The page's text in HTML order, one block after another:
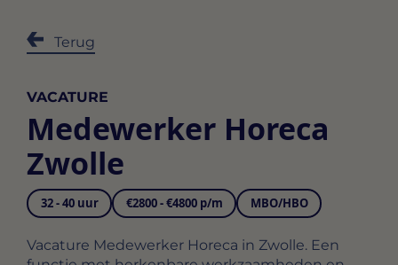
Terug
VACATURE
Medewerker Horeca
Zwolle
32 - 40 uur €2800 - €4800 p/m MBO/HBO
Vacature Medewerker Horeca in Zwolle. Een